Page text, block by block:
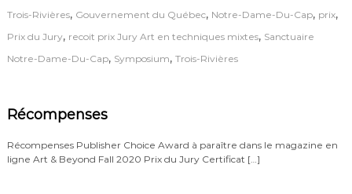
Trois-Rivières, Gouvernement du Québec, Notre-Dame-Du-Cap, prix,
Prix du Jury, recoit prix Jury Art en techniques mixtes, Sanctuaire
Notre-Dame-Du-Cap, Symposium, Trois-Rivières
Récompenses
Récompenses Publisher Choice Award à paraître dans le magazine en
ligne Art & Beyond Fall 2020 Prix du Jury Certificat […]